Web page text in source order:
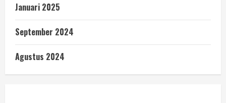
Januari 2025
September 2024
Agustus 2024